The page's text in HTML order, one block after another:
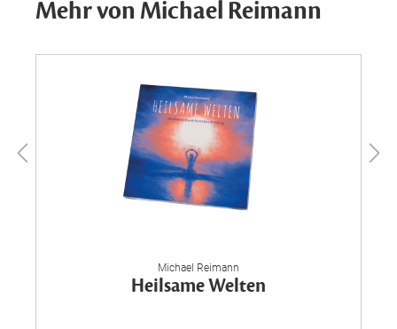
Mehr von Michael Reimann
Michael Reimann
Heilsame Welten